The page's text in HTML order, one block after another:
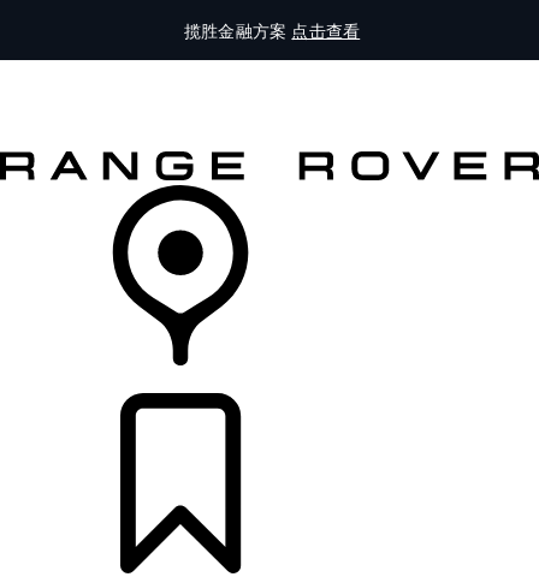
揽胜金融方案 点击查看